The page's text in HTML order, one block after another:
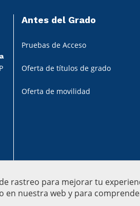
rastreo para mejorar tu
en nuestra web y para
Antes del Grado
Pruebas de Acceso
Oferta de títulos de grado
Oferta de movilidad